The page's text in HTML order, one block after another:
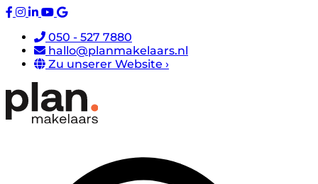
050 - 527 7880
hallo@planmakelaars.nl
Zu unserer Website ›